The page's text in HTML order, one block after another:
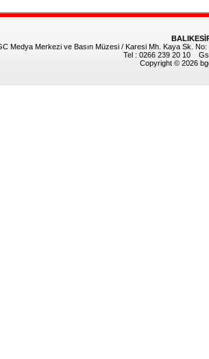
Medya Merkezi ve Basın Müzesi / Karesi Mh. Kaya Sk.
Tel : 0266 239 20 10
Copyright © 2026